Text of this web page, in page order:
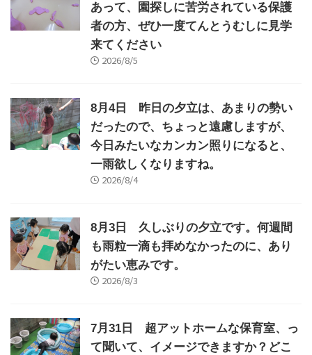
あって、園探しに苦労されている保護
者の方、ぜひ一度てんとうむしに見学
来てください
2026/8/5
8月4日 昨日の夕立は、あまりの勢い
だったので、ちょっと遠慮しますが、
今日みたいなカンカン照りになると、
一雨欲しくなりますね。
2026/8/4
8月3日 久しぶりの夕立です。何週間
も雨粒一滴も拝めなかったのに、あり
がたい恵みです。
2026/8/3
7月31日 超アットホームな保育室、っ
て聞いて、イメージできますか？どこ